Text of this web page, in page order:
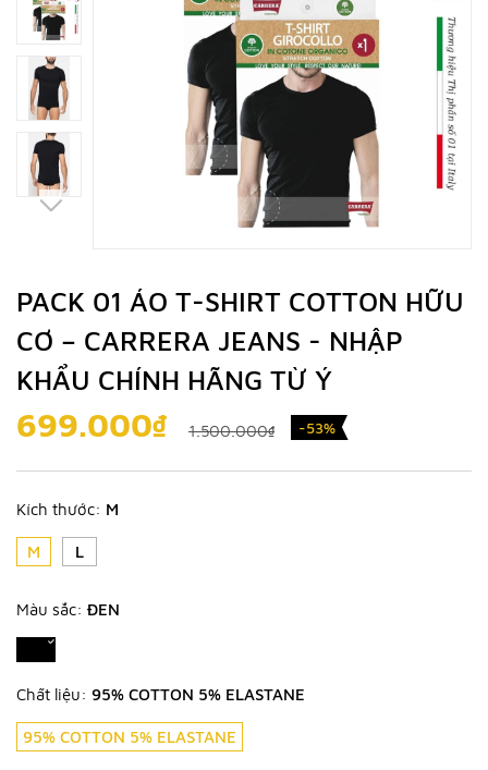
PACK 01 ÁO T-SHIRT COTTON HỮU
CƠ – CARRERA JEANS - NHẬP
KHẨU CHÍNH HÃNG TỪ Ý
699.000₫ 1.500.000₫ -53%
Kích thước: M
M L
Màu sắc: ĐEN
Chất liệu: 95% COTTON 5% ELASTANE
95% COTTON 5% ELASTANE